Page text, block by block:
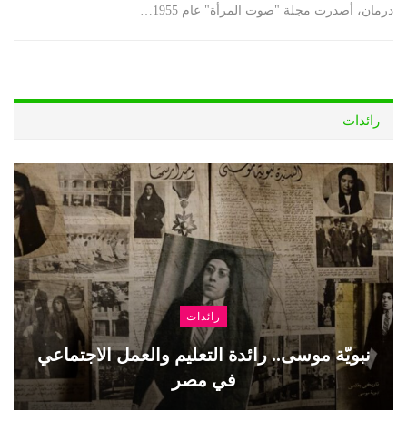
درمان، أصدرت مجلة "صوت المرأة" عام 1955…
رائدات
رائدات
نبويّة موسى.. رائدة التعليم والعمل الاجتماعي
في مصر